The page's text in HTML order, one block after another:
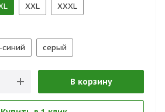
XXL XXXL
серый
В корзину